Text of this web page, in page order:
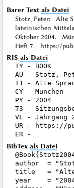
Barer Text als Datei
Stotz, Peter: Alte
lateinischen
Oktober 2004.
Heft 7. https://
RIS als Datei
TY - BOOK
AU - Stotz,
T1 - Alte
CY - München
PY - 2004
T3 -
VL - Jahrgang
UR - https://
BibTex als Datei
author  =
title   = "Alte
year    =